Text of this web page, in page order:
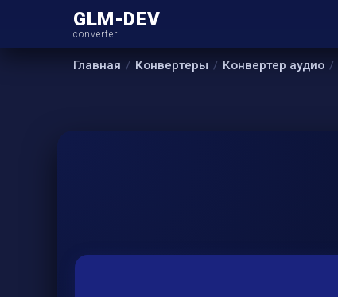
GLM-DEV
converter
Главная Конвертеры Конвертер аудио